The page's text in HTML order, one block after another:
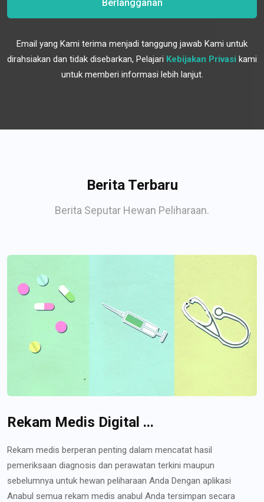
Berlangganan
Email yang Kami terima menjadi tanggung jawab Kami untuk
dirahsiakan dan tidak disebarkan, Pelajari Kebijakan Privasi kami
untuk memberi informasi lebih lanjut.
Berita Terbaru
Berita Seputar Hewan Peliharaan.
Rekam Medis Digital ...
Rekam medis berperan penting dalam mencatat hasil
pemeriksaan diagnosis dan perawatan terkini maupun
sebelumnya untuk hewan peliharaan Anda Dengan aplikasi
Anabul semua rekam medis anabul Anda tersimpan secara